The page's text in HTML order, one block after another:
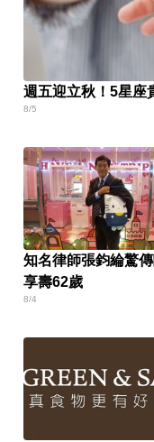
週五迎立秋！5星座
8/5
知名律師張鈞綸驚
享壽62歲
8/4